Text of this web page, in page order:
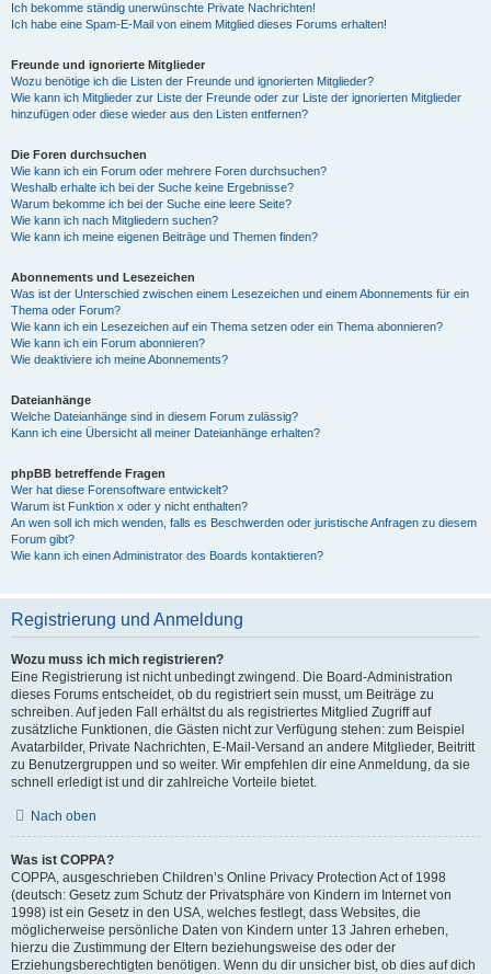
Ich bekomme ständig unerwünschte Private Nachrichten!
Ich habe eine Spam-E-Mail von einem Mitglied dieses Forums erhalten!
Freunde und ignorierte Mitglieder
Wozu benötige ich die Listen der Freunde und ignorierten Mitglieder?
Wie kann ich Mitglieder zur Liste der Freunde oder zur Liste der ignorierten Mitglieder
hinzufügen oder diese wieder aus den Listen entfernen?
Die Foren durchsuchen
Wie kann ich ein Forum oder mehrere Foren durchsuchen?
Weshalb erhalte ich bei der Suche keine Ergebnisse?
Warum bekomme ich bei der Suche eine leere Seite?
Wie kann ich nach Mitgliedern suchen?
Wie kann ich meine eigenen Beiträge und Themen finden?
Abonnements und Lesezeichen
Was ist der Unterschied zwischen einem Lesezeichen und einem Abonnements für ein
Thema oder Forum?
Wie kann ich ein Lesezeichen auf ein Thema setzen oder ein Thema abonnieren?
Wie kann ich ein Forum abonnieren?
Wie deaktiviere ich meine Abonnements?
Dateianhänge
Welche Dateianhänge sind in diesem Forum zulässig?
Kann ich eine Übersicht all meiner Dateianhänge erhalten?
phpBB betreffende Fragen
Wer hat diese Forensoftware entwickelt?
Warum ist Funktion x oder y nicht enthalten?
An wen soll ich mich wenden, falls es Beschwerden oder juristische Anfragen zu diesem
Forum gibt?
Wie kann ich einen Administrator des Boards kontaktieren?
Registrierung und Anmeldung
Wozu muss ich mich registrieren?
Eine Registrierung ist nicht unbedingt zwingend. Die Board-Administration
dieses Forums entscheidet, ob du registriert sein musst, um Beiträge zu
schreiben. Auf jeden Fall erhältst du als registriertes Mitglied Zugriff auf
zusätzliche Funktionen, die Gästen nicht zur Verfügung stehen: zum Beispiel
Avatarbilder, Private Nachrichten, E-Mail-Versand an andere Mitglieder, Beitritt
zu Benutzergruppen und so weiter. Wir empfehlen dir eine Anmeldung, da sie
schnell erledigt ist und dir zahlreiche Vorteile bietet.
Nach oben
Was ist COPPA?
COPPA, ausgeschrieben Children’s Online Privacy Protection Act of 1998
(deutsch: Gesetz zum Schutz der Privatsphäre von Kindern im Internet von
1998) ist ein Gesetz in den USA, welches festlegt, dass Websites, die
möglicherweise persönliche Daten von Kindern unter 13 Jahren erheben,
hierzu die Zustimmung der Eltern beziehungsweise des oder der
Erziehungsberechtigten benötigen. Wenn du dir unsicher bist, ob dies auf dich